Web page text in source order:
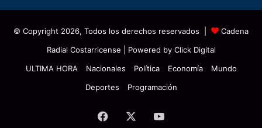
© Copyright 2026, Todos los derechos reservados |
Cadena
Radial Costarricense | Powered by Click Digital
ULTIMA HORA
Nacionales Política Economía
Mundo
Deportes
Programación
Facebook